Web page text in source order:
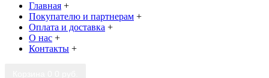
Главная +
Покупателю и партнерам +
Оплата и доставка +
О нас +
Контакты +